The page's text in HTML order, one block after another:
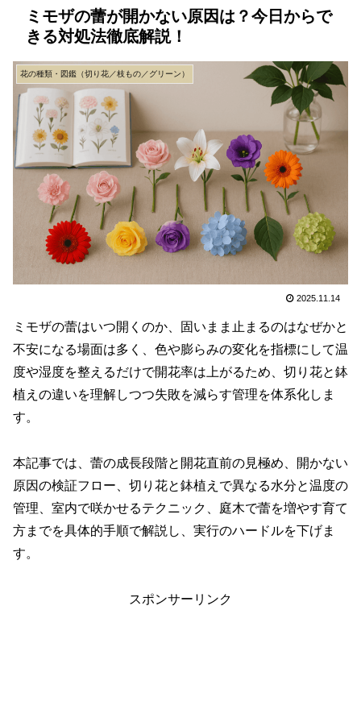
ミモザの蕾が開かない原因は？今日からで
きる対処法徹底解説！
花の種類・図鑑（切り花／枝もの／グリーン）
2025.11.14
ミモザの蕾はいつ開くのか、固いまま止まるのはなぜかと
不安になる場面は多く、色や膨らみの変化を指標にして温
度や湿度を整えるだけで開花率は上がるため、切り花と鉢
植えの違いを理解しつつ失敗を減らす管理を体系化しま
す。
本記事では、蕾の成長段階と開花直前の見極め、開かない
原因の検証フロー、切り花と鉢植えで異なる水分と温度の
管理、室内で咲かせるテクニック、庭木で蕾を増やす育て
方までを具体的手順で解説し、実行のハードルを下げま
す。
スポンサーリンク